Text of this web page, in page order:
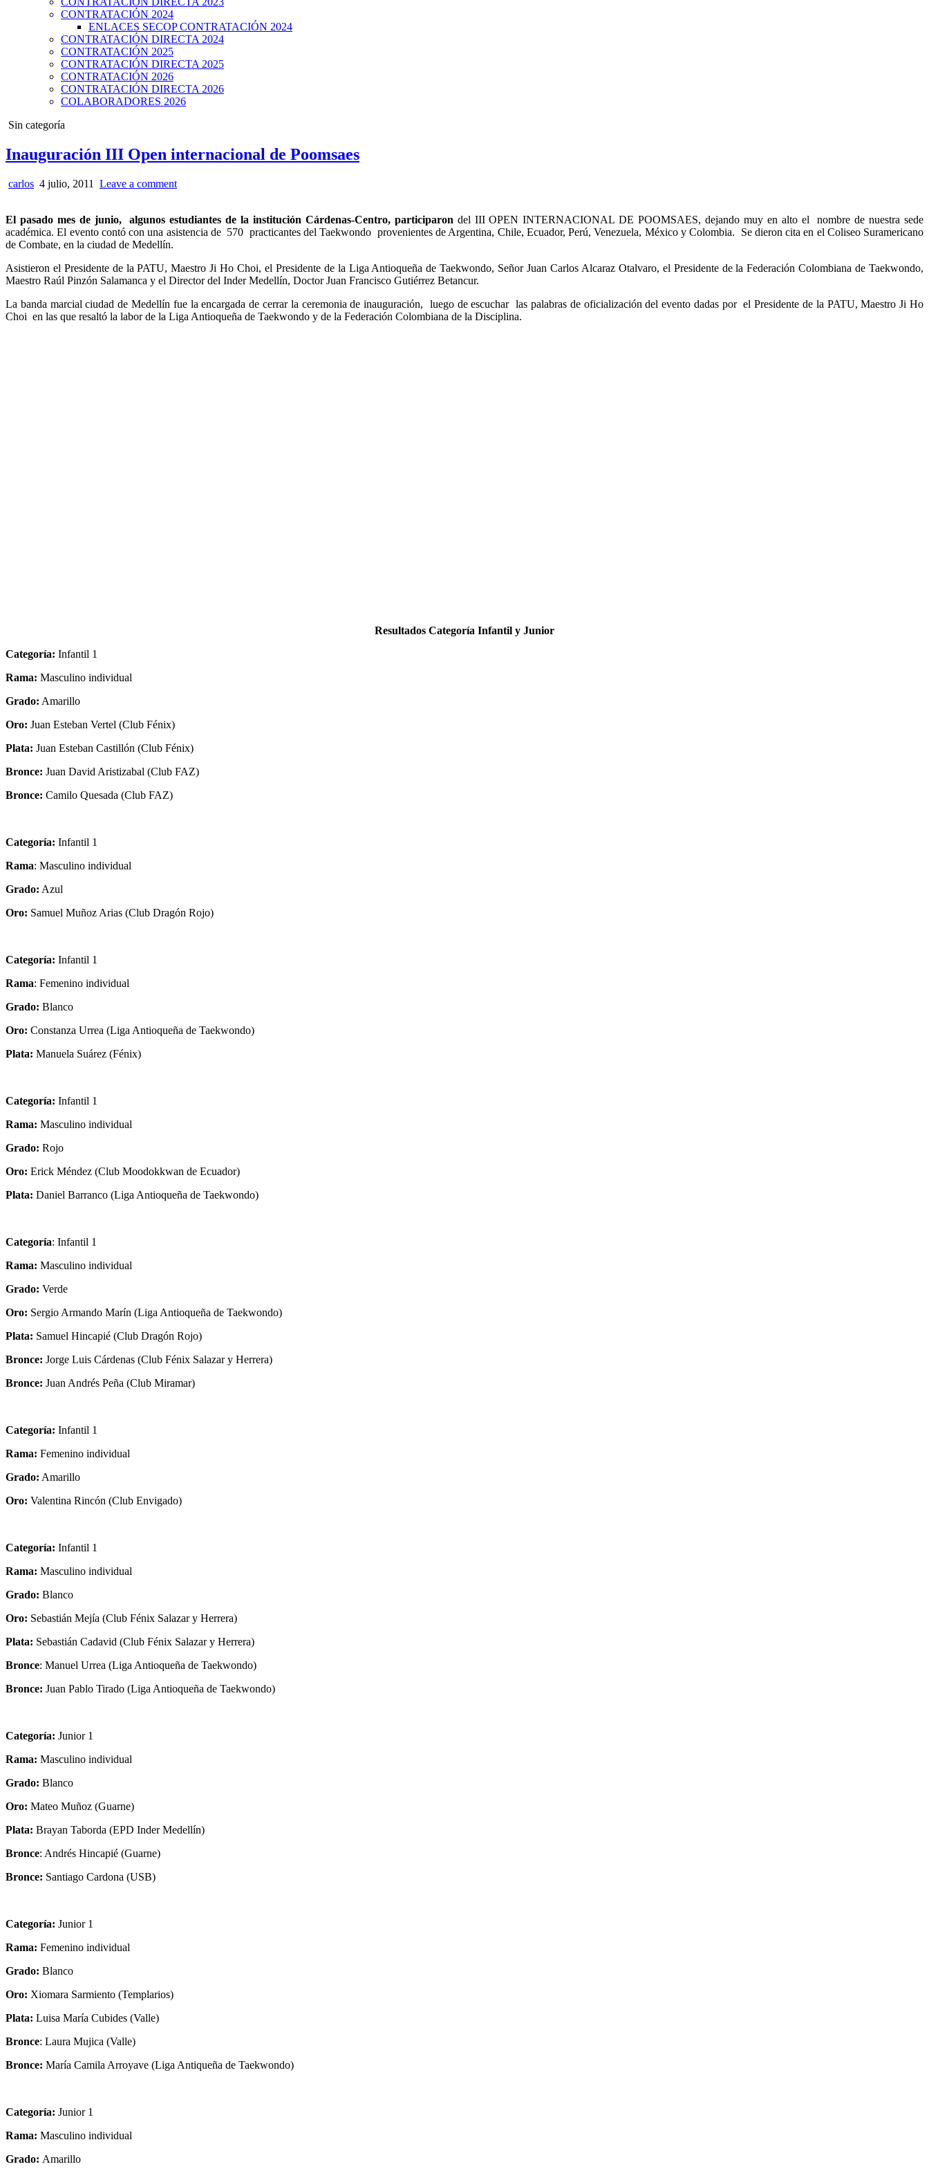
CONTRATACIÓN 2024
ENLACES SECOP CONTRATACIÓN 2024
CONTRATACIÓN DIRECTA 2024
CONTRATACIÓN 2025
CONTRATACIÓN DIRECTA 2025
CONTRATACIÓN 2026
CONTRATACIÓN DIRECTA 2026
COLABORADORES 2026
Posted
Sin categoría
Inauguración III Open internacional de Poomsaes
carlos 4 julio, 2011 Leave a comment
El pasado mes de junio, algunos estudiantes de la institución Cárdenas-Centro, participaron del III OPEN INTERNACIONAL DE POOMSAES, dejando muy en alto el nombre de nuestra sede
académica. El evento contó con una asistencia de 570 practicantes del Taekwondo provenientes de Argentina, Chile, Ecuador, Perú, Venezuela, México y Colombia. Se dieron cita en el Coliseo Suramericano
de Combate, en la ciudad de Medellín.
Asistieron el Presidente de la PATU, Maestro Ji Ho Choi, el Presidente de la Liga Antioqueña de Taekwondo, Señor Juan Carlos Alcaraz Otalvaro, el Presidente de la Federación Colombiana de Taekwondo,
Maestro Raúl Pinzón Salamanca y el Director del Inder Medellín, Doctor Juan Francisco Gutiérrez Betancur.
La banda marcial ciudad de Medellín fue la encargada de cerrar la ceremonia de inauguración, luego de escuchar las palabras de oficialización del evento dadas por el Presidente de la PATU, Maestro Ji Ho
Choi en las que resaltó la labor de la Liga Antioqueña de Taekwondo y de la Federación Colombiana de la Disciplina.
Resultados Categoría Infantil y Junior
Categoría: Infantil 1
Rama: Masculino individual
Grado: Amarillo
Oro: Juan Esteban Vertel (Club Fénix)
Plata: Juan Esteban Castillón (Club Fénix)
Bronce: Juan David Aristizabal (Club FAZ)
Bronce: Camilo Quesada (Club FAZ)
Categoría: Infantil 1
Rama: Masculino individual
Grado: Azul
Oro: Samuel Muñoz Arias (Club Dragón Rojo)
Categoría: Infantil 1
Rama: Femenino individual
Grado: Blanco
Oro: Constanza Urrea (Liga Antioqueña de Taekwondo)
Plata: Manuela Suárez (Fénix)
Categoría: Infantil 1
Rama: Masculino individual
Grado: Rojo
Oro: Erick Méndez (Club Moodokkwan de Ecuador)
Plata: Daniel Barranco (Liga Antioqueña de Taekwondo)
Categoría: Infantil 1
Rama: Masculino individual
Grado: Verde
Oro: Sergio Armando Marín (Liga Antioqueña de Taekwondo)
Plata: Samuel Hincapié (Club Dragón Rojo)
Bronce: Jorge Luis Cárdenas (Club Fénix Salazar y Herrera)
Bronce: Juan Andrés Peña (Club Miramar)
Categoría: Infantil 1
Rama: Femenino individual
Grado: Amarillo
Oro: Valentina Rincón (Club Envigado)
Categoría: Infantil 1
Rama: Masculino individual
Grado: Blanco
Oro: Sebastián Mejía (Club Fénix Salazar y Herrera)
Plata: Sebastián Cadavid (Club Fénix Salazar y Herrera)
Bronce: Manuel Urrea (Liga Antioqueña de Taekwondo)
Bronce: Juan Pablo Tirado (Liga Antioqueña de Taekwondo)
Categoría: Junior 1
Rama: Masculino individual
Grado: Blanco
Oro: Mateo Muñoz (Guarne)
Plata: Brayan Taborda (EPD Inder Medellín)
Bronce: Andrés Hincapié (Guarne)
Bronce: Santiago Cardona (USB)
Categoría: Junior 1
Rama: Femenino individual
Grado: Blanco
Oro: Xiomara Sarmiento (Templarios)
Plata: Luisa María Cubides (Valle)
Bronce: Laura Mujica (Valle)
Bronce: María Camila Arroyave (Liga Antiqueña de Taekwondo)
Categoría: Junior 1
Rama: Masculino individual
Grado: Amarillo